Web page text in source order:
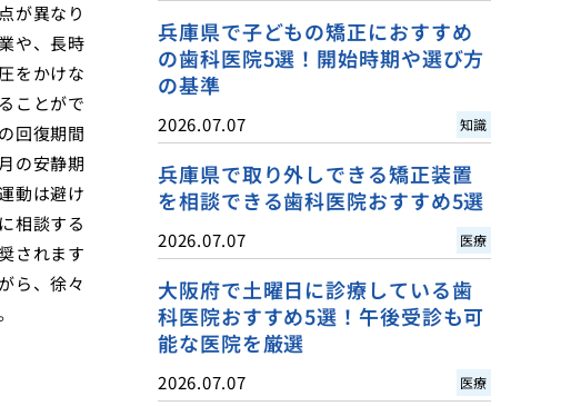
が異なり
や、長時
をかけな
ことがで
回復期間
の安静期
動は避け
相談する
されます
ら、徐々
兵庫県で子どもの矯正におすすめ
の歯科医院5選！開始時期や選び方
の基準
2026.07.07 知識
兵庫県で取り外しできる矯正装置
を相談できる歯科医院おすすめ5選
2026.07.07 医療
大阪府で土曜日に診療している歯
科医院おすすめ5選！午後受診も可
能な医院を厳選
2026.07.07 医療